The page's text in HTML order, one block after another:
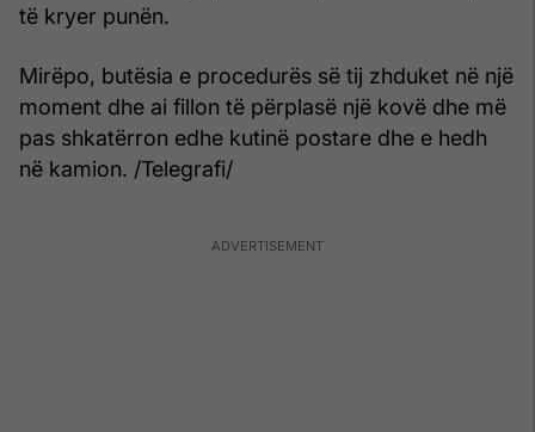
të kryer punën.
Mirëpo, butësia e procedurës së tij zhduket në një
moment dhe ai fillon të përplasë një kovë dhe më
pas shkatërron edhe kutinë postare dhe e hedh
në kamion. /Telegrafi/